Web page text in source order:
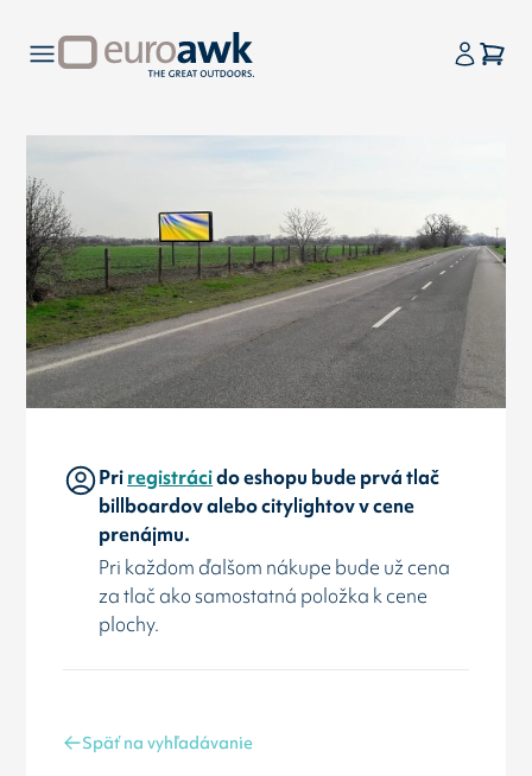
Priregistrácido eshopu bude prvá tlač
billboardov alebo citylightov v cene
prenájmu.
Pri každom ďalšom nákupe bude už cena
za tlač ako samostatná položka k cene
plochy.
Späť na vyhľadávanie